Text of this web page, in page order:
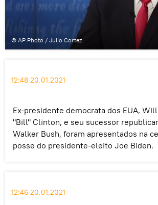
© AP Photo / Julio Cortez
12:48 20.01.2021
Ex-presidente democrata dos EUA,
"Bill" Clinton, e seu sucessor
Walker Bush, foram apresentados na
posse do presidente-eleito Joe Biden.
12:46 20.01.2021